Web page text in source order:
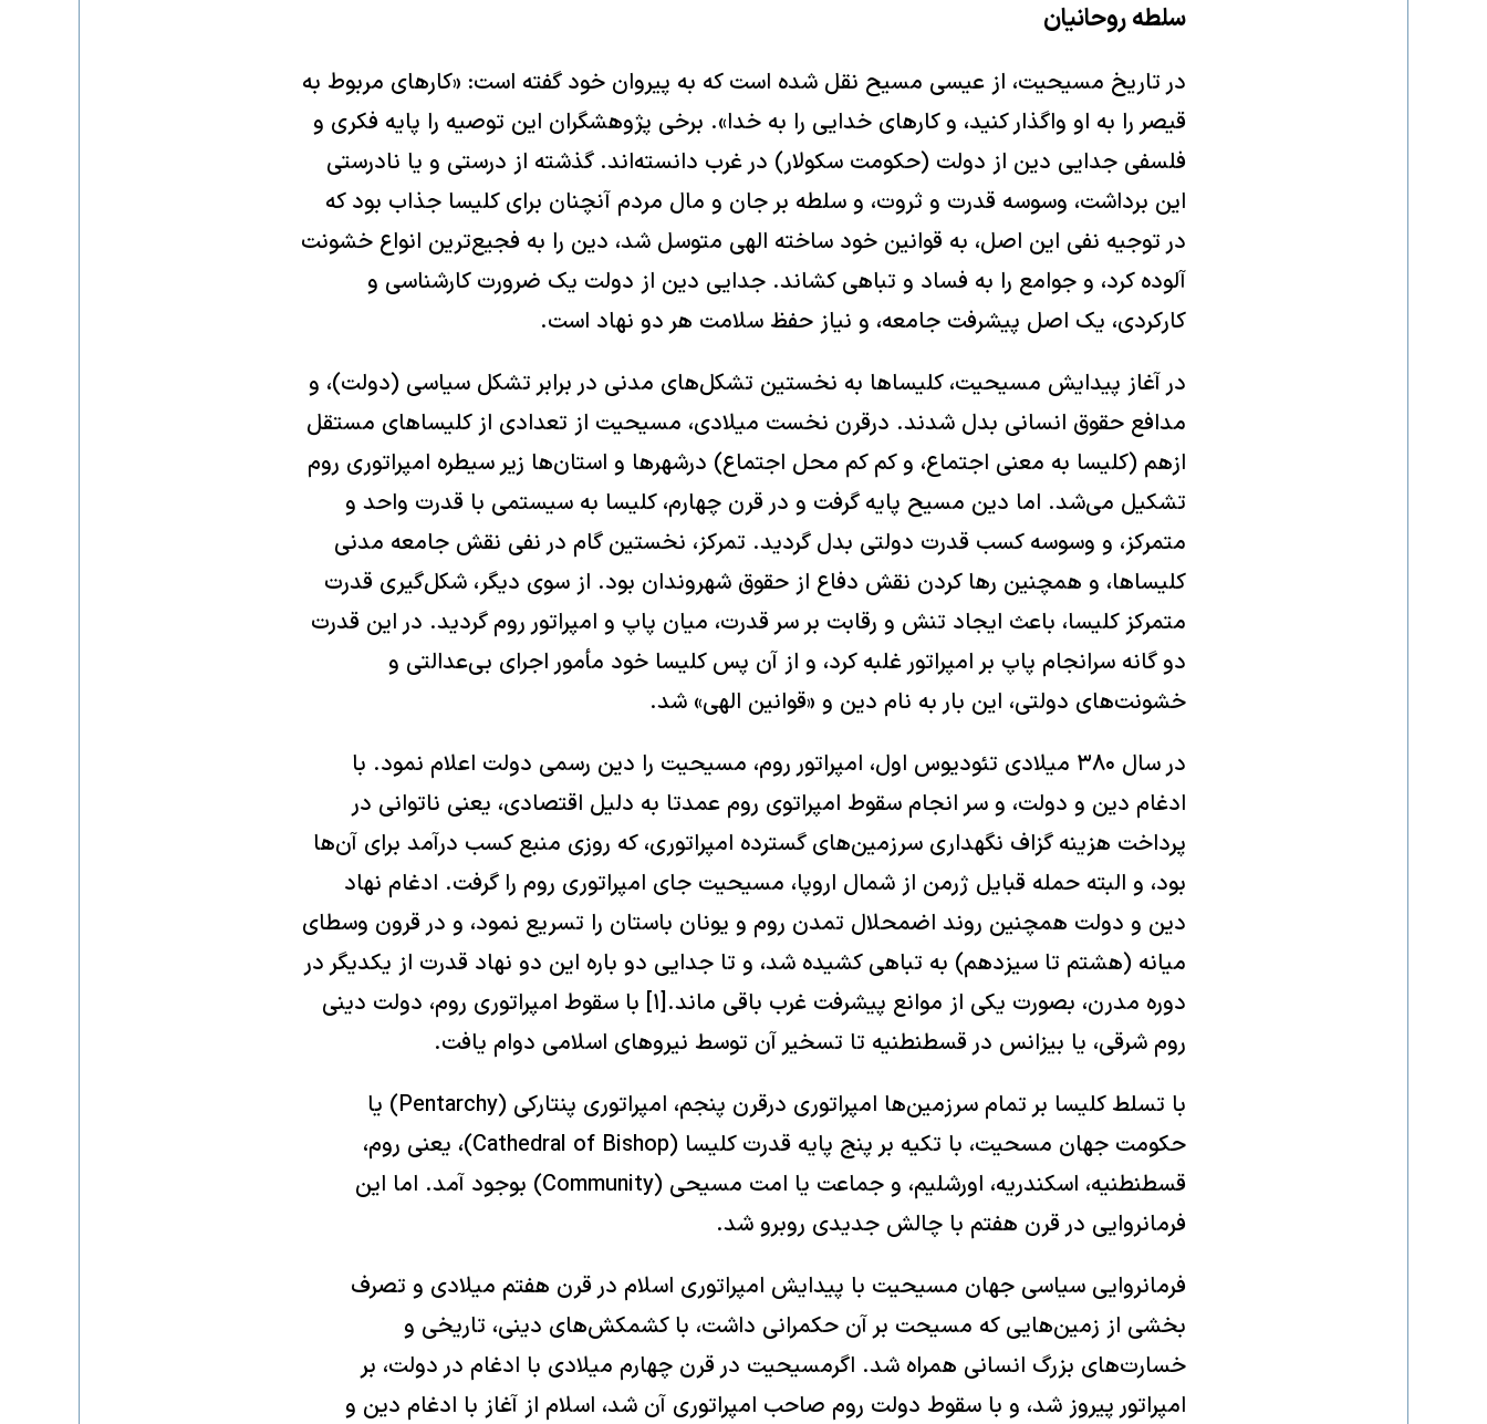
سلطه روحانیان
در تاریخ مسیحیت، از عیسی مسیح نقل شده است که به پیروان خود گفته است: «کارهای مربوط به
قیصر را به او واگذار کنید، و کارهای خدایی را به خدا». برخی پژوهشگران این توصیه را پایه فکری و
فلسفی جدایی دین از دولت (حکومت سکولار) در غرب دانسته‌اند. گذشته از درستی و یا نادرستی
این برداشت، وسوسه قدرت و ثروت، و سلطه بر جان و مال مردم آنچنان برای کلیسا جذاب بود که
در توجیه نفی این اصل، به قوانین خود ساخته الهی متوسل شد، دین را به فجیع‌ترین انواع خشونت
آلوده کرد، و جوامع را به فساد و تباهی کشاند. جدایی دین از دولت یک ضرورت کار‌شناسی و
کارکردی، یک اصل پیشرفت جامعه، و نیاز حفظ سلامت هر دو نهاد است.
در آغاز پیدایش مسیحیت، کلیسا‌ها به نخستین تشکل‌های مدنی در برابر تشکل سیاسی (دولت)، و
مدافع حقوق انسانی بدل شدند. درقرن نخست میلادی، مسیحیت از تعدادی از کلیساهای مستقل
ازهم (کلیسا به معنی اجتماع، و کم کم محل اجتماع) درشهر‌ها و استان‌ها زیر سیطره امپراتوری روم
تشکیل می‌شد. اما دین مسیح پایه گرفت و در قرن چهارم، کلیسا به سیستمی با قدرت واحد و
متمرکز، و وسوسه کسب قدرت دولتی بدل گردید. تمرکز، نخستین گام در نفی نقش جامعه مدنی
کلیسا‌ها، و همچنین‌‌ رها کردن نقش دفاع از حقوق شهروندان بود. از سوی دیگر، شکل‌گیری قدرت
متمرکز کلیسا، باعث ایجاد تنش و رقابت بر سر قدرت، میان پاپ و امپراتور روم گردید. در این قدرت
دو گانه سرانجام پاپ بر امپراتور غلبه کرد، و از آن پس کلیسا خود مأمور اجرای بی‌عدالتی و
خشونت‌های دولتی، این بار به نام دین و «قوانین الهی» شد.
در سال ۳۸۰ میلادی تئودیوس اول، امپراتور روم، مسیحیت را دین رسمی دولت اعلام نمود. با
ادغام دین و دولت، و سر انجام سقوط امپراتوی روم عمدتا به دلیل اقتصادی، یعنی ناتوانی در
پرداخت هزینه گزاف نگهداری سرزمین‌های گسترده امپراتوری، که روزی منبع کسب درآمد برای آن‌ها
بود، و البته حمله قبایل ژرمن از شمال اروپا، مسیحیت جای امپراتوری روم را گرفت. ادغام نهاد
دین و دولت همچنین روند اضمحلال تمدن روم و یونان باستان را تسریع نمود، و در قرون وسطای
میانه (هشتم تا سیزدهم) به تباهی کشیده شد، و تا جدایی دو باره این دو نهاد قدرت از یکدیگر در
دوره مدرن، بصورت یکی از موانع پیشرفت غرب باقی ماند.[۱] با سقوط امپراتوری روم، دولت دینی
روم شرقی، یا بیزانس در قسطنطنیه تا تسخیر آن توسط نیروهای اسلامی دوام یافت.
با تسلط کلیسا بر تمام سرزمین‌ها امپراتوری درقرن پنجم، امپراتوری پنتارکی (Pentarchy) یا
حکومت جهان مسحیت، با تکیه بر پنج پایه قدرت کلیسا (Cathedral of Bishop)، یعنی روم،
قسطنطنیه، اسکندریه، اورشلیم، و جماعت یا امت مسیحی (Community) بوجود آمد. اما این
فرمانروایی در قرن هفتم با چالش جدیدی روبرو شد.
فرمانروایی سیاسی جهان مسیحیت با پیدایش امپراتوری اسلام در قرن هفتم میلادی و تصرف
بخشی از زمین‌هایی که مسیحت بر آن حکمرانی داشت، با کشمکش‌های دینی، تاریخی و
خسارت‌های بزرگ انسانی همراه شد. اگرمسیحیت در قرن چهارم میلادی با ادغام در دولت، بر
امپراتور پیروز شد، و با سقوط دولت روم صاحب امپراتوری آن شد، اسلام از آغاز با ادغام دین و